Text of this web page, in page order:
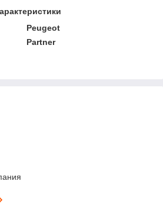
Peugeot
Partner